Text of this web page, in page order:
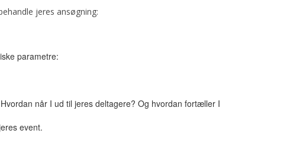
jeres ansøgning:
parametre:
når I ud til jeres deltagere? Og hvordan fortæller I
event.